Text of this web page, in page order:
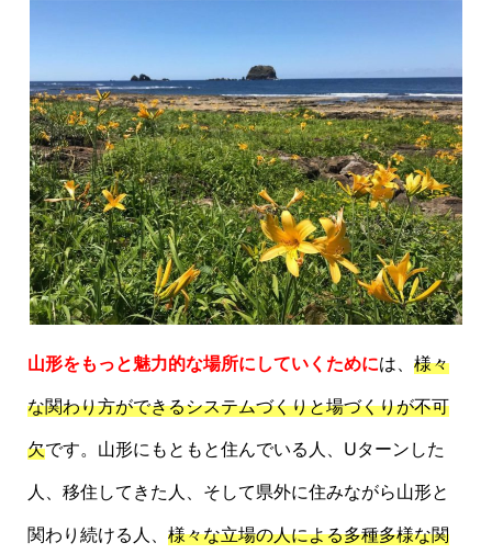
山形をもっと魅力的な場所にしていくためには、 様々
な関わり方ができるシステムづくりと場づくりが不可
欠です。山形にもともと住んでいる人、Uターンした
人、移住してきた人、そして県外に住みながら山形と
関わり続ける人、 様々な立場の人による多種多様な関